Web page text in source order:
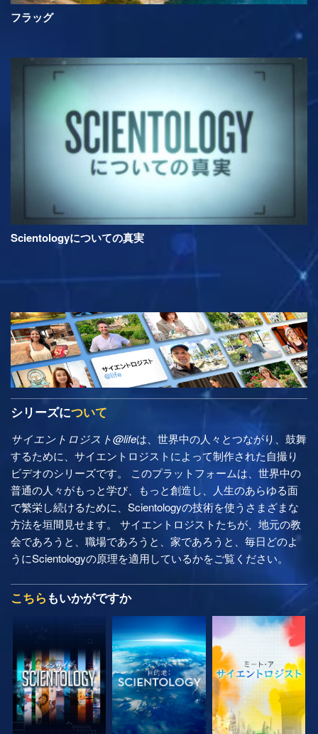
フラッグ
Scientologyについての真実
シリーズについて
サイエントロジスト@lifeは、世界中の人々とつながり、鼓舞
するために、サイエントロジストによって制作された自撮り
ビデオのシリーズです。 このプラットフォームは、世界中の
普通の人々がもっと学び、もっと創造し、人生のあらゆる面
で繁栄し続けるために、Scientologyの技術を使うさまざまな
方法を垣間見せます。 サイエントロジストたちが、地元の教
会であろうと、職場であろうと、家であろうと、毎日どのよ
うにScientologyの原理を適用しているかをご覧ください。
こちら もいかがですか